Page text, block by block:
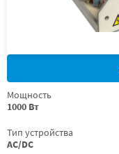
Мощность
1000 Вт
Тип устройства
AC/DC